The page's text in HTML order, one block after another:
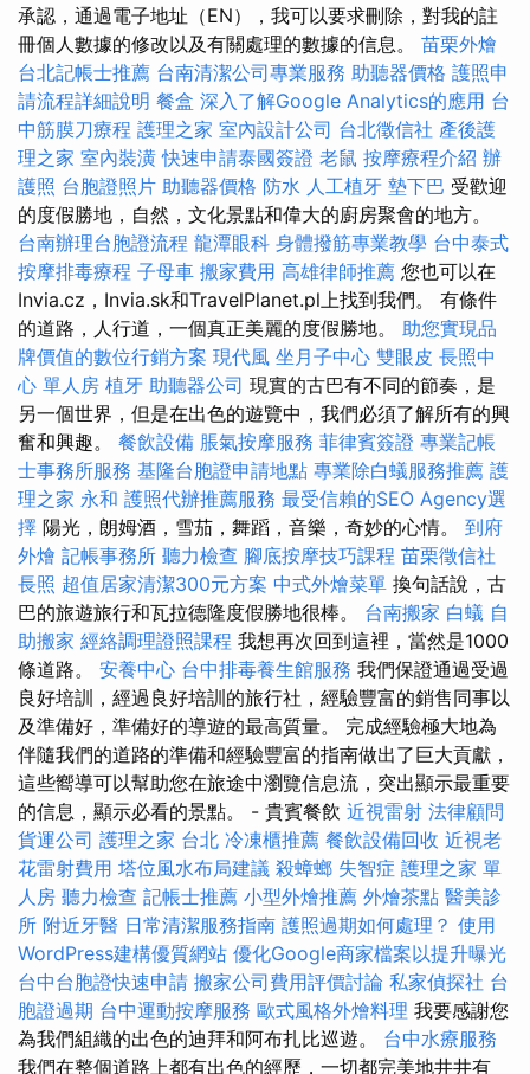
承認，通過電子地址（EN），我可以要求刪除，對我的註
冊個人數據的修改以及有關處理的數據的信息。 苗栗外燴
台北記帳士推薦 台南清潔公司專業服務 助聽器價格 護照申
請流程詳細說明 餐盒 深入了解Google Analytics的應用 台
中筋膜刀療程 護理之家 室內設計公司 台北徵信社 產後護
理之家 室內裝潢 快速申請泰國簽證 老鼠 按摩療程介紹 辦
護照 台胞證照片 助聽器價格 防水 人工植牙 墊下巴 受歡迎
的度假勝地，自然，文化景點和偉大的廚房聚會的地方。
台南辦理台胞證流程 龍潭眼科 身體撥筋專業教學 台中泰式
按摩排毒療程 子母車 搬家費用 高雄律師推薦 您也可以在
Invia.cz，Invia.sk和TravelPlanet.pl上找到我們。 有條件
的道路，人行道，一個真正美麗的度假勝地。 助您實現品
牌價值的數位行銷方案 現代風 坐月子中心 雙眼皮 長照中
心 單人房 植牙 助聽器公司 現實的古巴有不同的節奏，是
另一個世界，但是在出色的遊覽中，我們必須了解所有的興
奮和興趣。 餐飲設備 脹氣按摩服務 菲律賓簽證 專業記帳
士事務所服務 基隆台胞證申請地點 專業除白蟻服務推薦 護
理之家 永和 護照代辦推薦服務 最受信賴的SEO Agency選
擇 陽光，朗姆酒，雪茄，舞蹈，音樂，奇妙的心情。 到府
外燴 記帳事務所 聽力檢查 腳底按摩技巧課程 苗栗徵信社
長照 超值居家清潔300元方案 中式外燴菜單 換句話說，古
巴的旅遊旅行和瓦拉德隆度假勝地很棒。 台南搬家 白蟻 自
助搬家 經絡調理證照課程 我想再次回到這裡，當然是1000
條道路。 安養中心 台中排毒養生館服務 我們保證通過受過
良好培訓，經過良好培訓的旅行社，經驗豐富的銷售同事以
及準備好，準備好的導遊的最高質量。 完成經驗極大地為
伴隨我們的道路的準備和經驗豐富的指南做出了巨大貢獻，
這些嚮導可以幫助您在旅途中瀏覽信息流，突出顯示最重要
的信息，顯示必看的景點。 - 貴賓餐飲 近視雷射 法律顧問
貨運公司 護理之家 台北 冷凍櫃推薦 餐飲設備回收 近視老
花雷射費用 塔位風水布局建議 殺蟑螂 失智症 護理之家 單
人房 聽力檢查 記帳士推薦 小型外燴推薦 外燴茶點 醫美診
所 附近牙醫 日常清潔服務指南 護照過期如何處理？ 使用
WordPress建構優質網站 優化Google商家檔案以提升曝光
台中台胞證快速申請 搬家公司費用評價討論 私家偵探社 台
胞證過期 台中運動按摩服務 歐式風格外燴料理 我要感謝您
為我們組織的出色的迪拜和阿布扎比巡遊。 台中水療服務
我們在整個道路上都有出色的經歷，一切都完美地井井有